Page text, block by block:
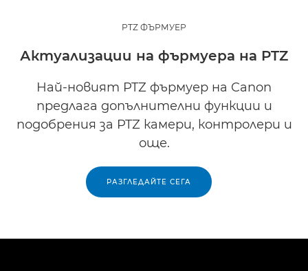
PTZ ФЪРМУЕР
Актуализации на фърмуера на PTZ
Най-новият PTZ фърмуер на Canon
предлага допълнителни функции и
подобрения за PTZ камери, контролери и
още.
РАЗГЛЕДАЙТЕ СЕГА